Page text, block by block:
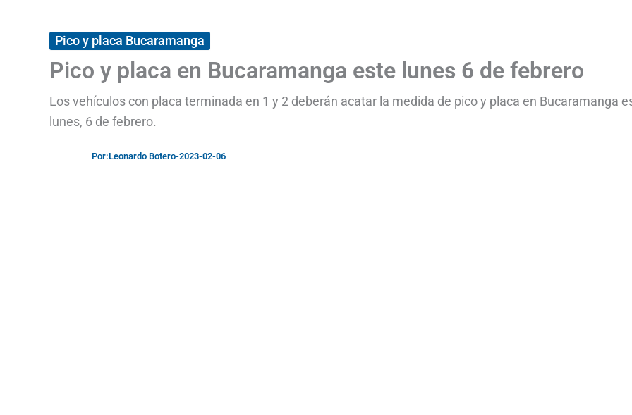
Pico y placa Bucaramanga
Pico y placa en Bucaramanga este lunes 6 de febrero
Los vehículos con placa terminada en 1 y 2 deberán acatar la medida de pico y placa en Bucaramanga
lunes, 6 de febrero.
Por:Leonardo Botero-2023-02-06